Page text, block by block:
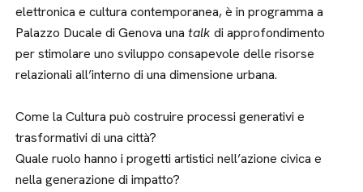
elettronica e cultura contemporanea, è in programma a
Palazzo Ducale di Genova unatalk di approfondimento
per stimolare uno sviluppo consapevole delle risorse
relazionali all’interno di una dimensione urbana.
Come la Cultura può costruire processi generativi e
trasformativi di una città?
Quale ruolo hanno i progetti artistici nell’azione civica e
nella generazione di impatto?